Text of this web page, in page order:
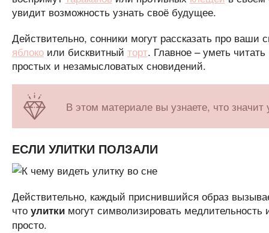
увидит возможность узнать своё будущее.
Действительно, сонники могут рассказать про
яблокоили бисквитный торт. Главное – уметь
простых и незамысловатых сновидений.
В этом материале вы узнаете, что
ЕСЛИ УЛИТКИ ПОЛЗАЛИ
Действительно, каждый приснившийся образ
что улиткимогут символизировать медлительность
просто.